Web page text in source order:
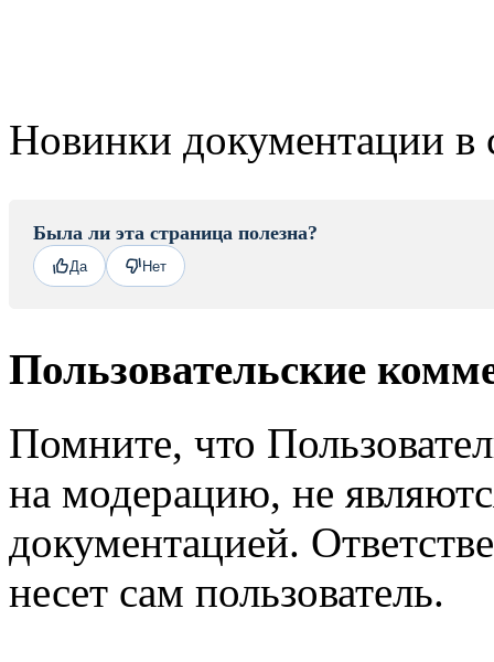
Новинки документации в
Была ли эта страница полезна?
Да Нет
Пользовательские
Помните, что
на модерацию, не
документацией.
несет сам пользователь.